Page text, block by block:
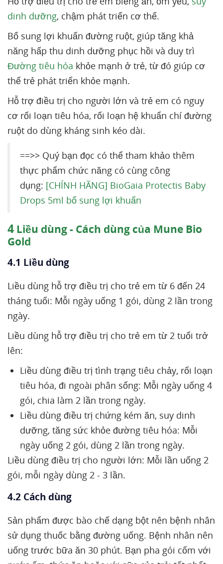
dinh dưỡng, chậm phát triển cơ thể.
Bổ sung lợi khuẩn đường ruột, giúp tăng khả
năng hấp thu dinh dưỡng phục hồi và duy trì
Đường tiêu hóa khỏe mạnh ở trẻ, từ đó giúp cơ
thể trẻ phát triển khỏe mạnh.
Hỗ trợ điều trị cho người lớn và trẻ em có nguy
cơ rối loạn tiêu hóa, rối loạn hệ khuẩn chí đường
ruột do dùng kháng sinh kéo dài.
==>> Quý bạn đọc có thể tham khảo thêm
thực phẩm chức năng có cùng công
dụng: [CHÍNH HÃNG] BioGaia Protectis Baby
Drops 5ml bổ sung lợi khuẩn
4 Liều dùng - Cách dùng của Mune Bio
Gold
4.1 Liều dùng
Liều dùng hỗ trợ điều trị cho trẻ em từ 6 đến 24
tháng tuổi: Mỗi ngày uống 1 gói, dùng 2 lần trong
ngày.
Liều dùng hỗ trợ điều trị cho trẻ em từ 2 tuổi trở
lên:
Liều dùng điều trị tình trạng tiêu chảy, rối loạn
tiêu hóa, đi ngoài phân sống: Mỗi ngày uống 4
gói, chia làm 2 lần trong ngày.
Liều dùng điều trị chứng kém ăn, suy dinh
dưỡng, tăng sức khỏe đường tiêu hóa: Mỗi
ngày uống 2 gói, dùng 2 lần trong ngày.
Liều dùng điều trị cho người lớn: Mỗi lần uống 2
gói, mỗi ngày dùng 2 - 3 lần.
4.2 Cách dùng
Sản phẩm được bào chế dạng bột nên bệnh nhân
sử dụng thuốc bằng đường uống. Bệnh nhân nên
uống trước bữa ăn 30 phút. Bạn pha gói cốm với